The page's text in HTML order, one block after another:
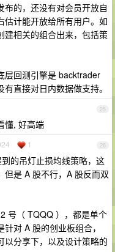
布的，还没有对会员开放自
估计能开放给所有用户。如
建相关的组合出来，包括策
层回测引擎是 backtrader
直接对日内数据做支持。
25
懂, 好高端
26
1
的吊灯止损均线策略，这
是 A 股不行，A 股反而双
号（ TQQQ ），都是单个
对 A 股的创业板组合，
以分享下，以及设计策略的